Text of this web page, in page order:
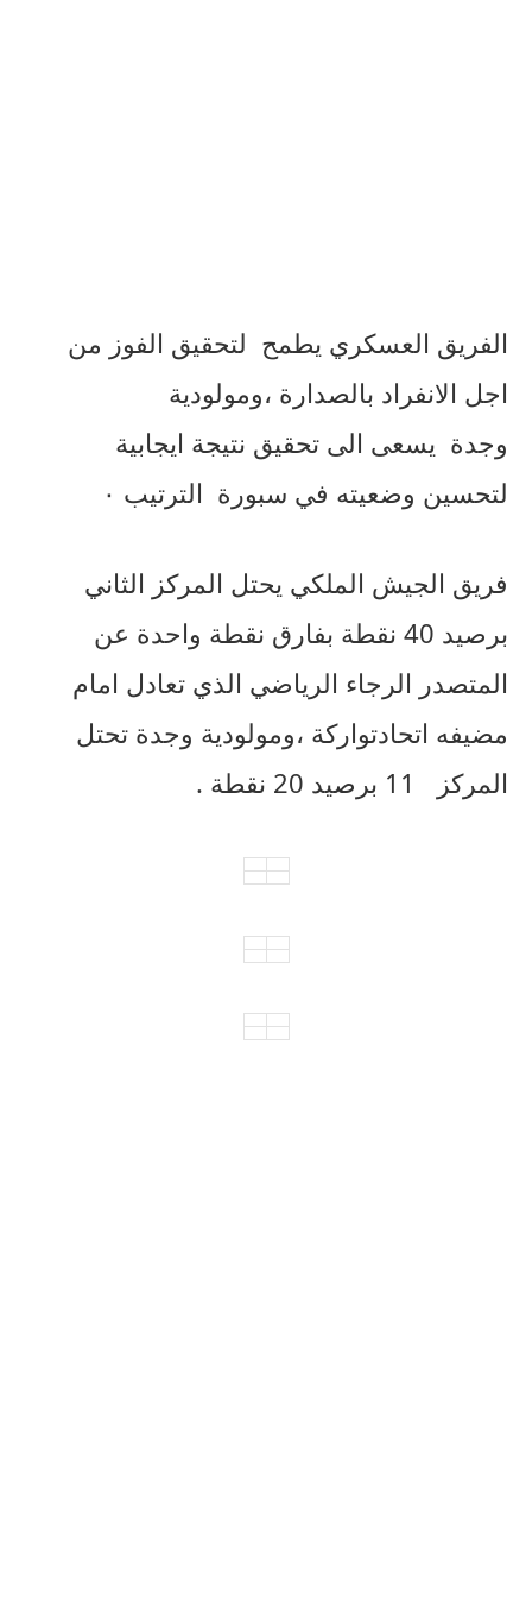
الفريق العسكري يطمح لتحقيق الفوز من
اجل الانفراد بالصدارة ،ومولودية
وجدة يسعى الى تحقيق نتيجة ايجابية
لتحسين وضعيته في سبورة الترتيب ٠
فريق الجيش الملكي يحتل المركز الثاني
برصيد
نقطة بفارق نقطة واحدة عن
المتصدر الرجاء الرياضي الذي تعادل امام
مضيفه اتحادتواركة ،ومولودية وجدة تحتل
المركز
11 برصيد نقطة .